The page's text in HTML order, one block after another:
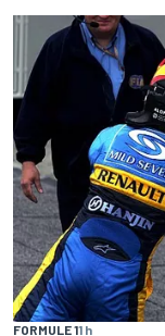
FORMULE 11 h